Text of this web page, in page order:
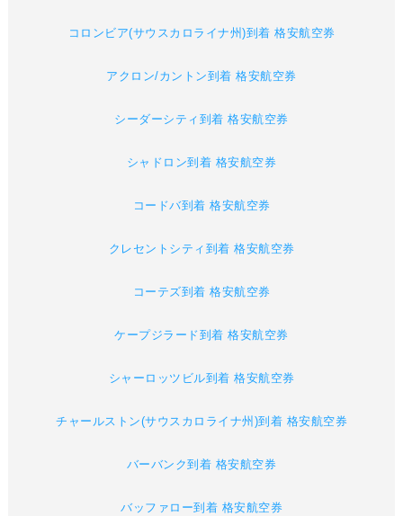
コロンビア(サウスカロライナ州)到着 格安航空券
アクロン/カントン到着 格安航空券
シーダーシティ到着 格安航空券
シャドロン到着 格安航空券
コードバ到着 格安航空券
クレセントシティ到着 格安航空券
コーテズ到着 格安航空券
ケープジラード到着 格安航空券
シャーロッツビル到着 格安航空券
チャールストン(サウスカロライナ州)到着 格安航空券
バーバンク到着 格安航空券
バッファロー到着 格安航空券